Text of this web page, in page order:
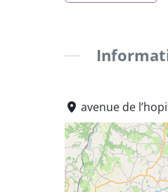
avenue de